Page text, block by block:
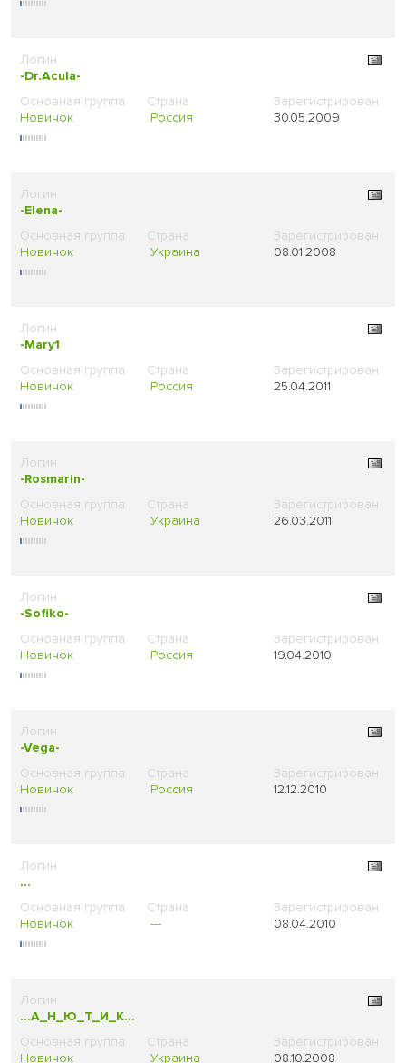
-Dr.Acula-
Новичок Россия 30.05.2009
-Elena-
Новичок Украина 08.01.2008
-Mary1
Новичок Россия 25.04.2011
-Rosmarin-
Новичок Украина 26.03.2011
-Sofiko-
Новичок Россия 19.04.2010
-Vega-
Новичок Россия 12.12.2010
...
Новичок --- 08.04.2010
...А_Н_Ю_Т_И_К...
Новичок Украина 08.10.2008